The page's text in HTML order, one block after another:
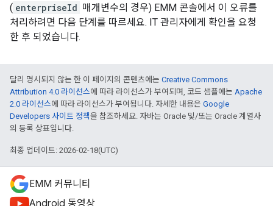
( enterpriseId 매개변수의 경우) EMM 콘솔에서 이 오류를
처리하려면 다음 단계를 따르세요. IT 관리자에게 확인을 요청
한 후 되었습니다.
달리 명시되지 않는 한 이 페이지의 콘텐츠에는 Creative Commons
Attribution 4.0 라이선스에 따라 라이선스가 부여되며, 코드 샘플에는 Apache
2.0 라이선스에 따라 라이선스가 부여됩니다. 자세한 내용은 Google
Developers 사이트 정책을 참조하세요. 자바는 Oracle 및/또는 Oracle 계열사
의 등록 상표입니다.
최종 업데이트: 2026-02-18(UTC)
EMM 커뮤니티